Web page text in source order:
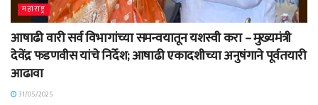
महाराष्ट्र
आषाढी वारी सर्व विभागांच्या समन्वयातून यशस्वी करा – मुख्यमंत्री
देवेंद्र फडणवीस यांचे निर्देश; आषाढी एकादशीच्या अनुषंगाने पूर्वतयारी
आढावा
31/05/2025